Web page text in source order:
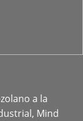
a la
Mind